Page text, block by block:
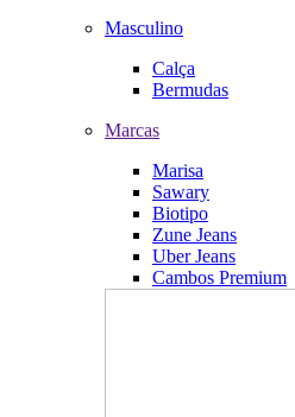
Masculino
Calça
Bermudas
Marcas
Marisa
Sawary
Biotipo
Zune Jeans
Uber Jeans
Cambos Premium